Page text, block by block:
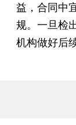
益，合同中
规。一旦检
机构做好后